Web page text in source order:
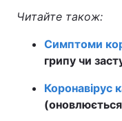
Читайте також:
Симптоми
грипу чи
Коронавірус